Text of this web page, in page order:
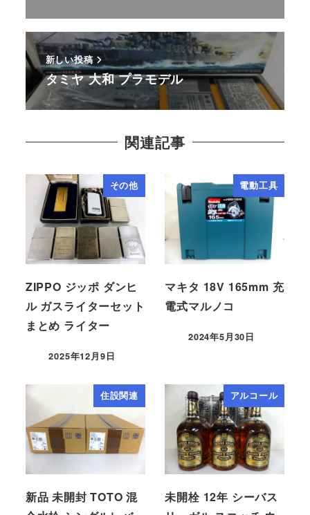
新しい投稿
タミヤ 大和 プラモデル
関連記事
その他
ZIPPO ジッポ ダンヒ
ル ガスライターセット
まとめ ライター
2025年12月9日
電動工具
マキタ 18V 165mm 充
電式マルノコ
2024年5月30日
住設関連
新品 未開封 TOTO 混
アルコール
未開栓 12年 シーバス